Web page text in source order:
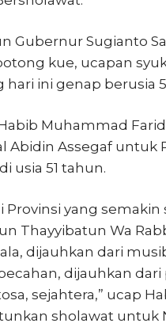
Gubernur Sugianto
kue, ucapan
ini genap berusia
Muhammad
Abidin Assegaf untuk
usia 51 tahun.
yang semakin
Thayyibatun Wa
dijauhkan dari
dijauhkan
sejahtera,” ucap
sholawat untuk